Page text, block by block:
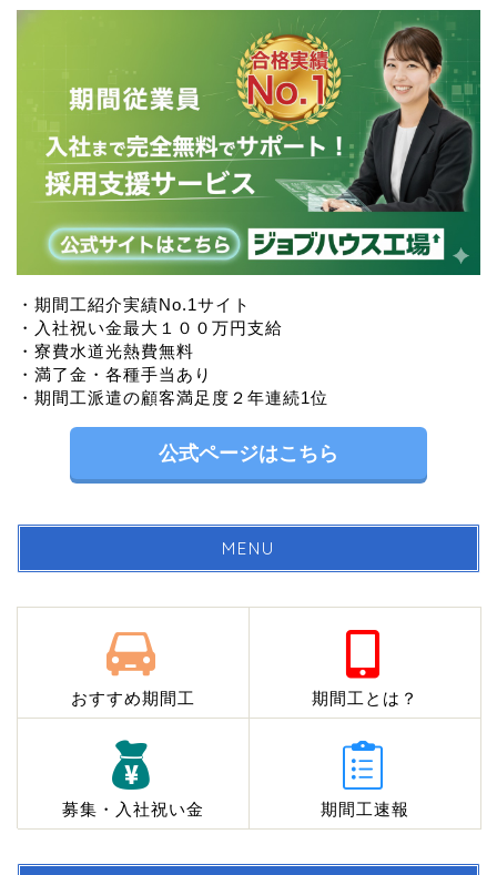
・期間工紹介実績No.1サイト
・入社祝い金最大１００万円支給
・寮費水道光熱費無料
・満了金・各種手当あり
・期間工派遣の顧客満足度２年連続1位
公式ページはこちら
MENU
おすすめ期間工 期間工とは？
募集・入社祝い金 期間工速報